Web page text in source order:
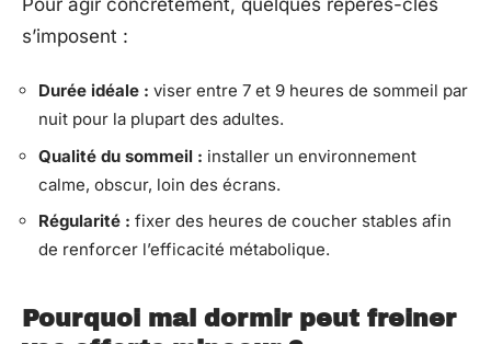
s’imposent :
Durée idéale : viser entre 7 et 9 heures de sommeil par
nuit pour la plupart des adultes.
Qualité du sommeil : installer un environnement
calme, obscur, loin des écrans.
Régularité : fixer des heures de coucher stables afin
de renforcer l’efficacité métabolique.
Pourquoi mal dormir peut freiner